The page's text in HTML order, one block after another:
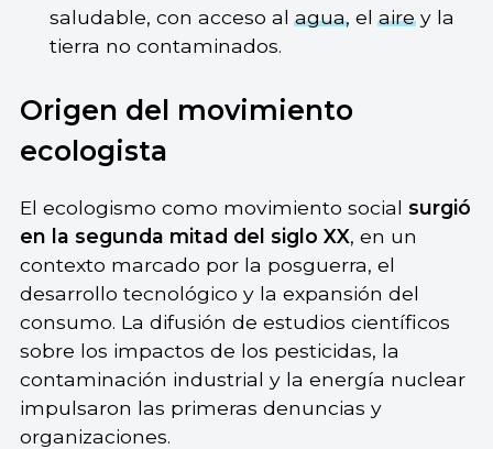
saludable, con acceso alagua, elairey la
tierra no contaminados.
Origen del movimiento
ecologista
El ecologismo como movimiento social surgió
en la segunda mitad del siglo XX, en un
contexto marcado por la posguerra, el
desarrollo tecnológico y la expansión del
consumo. La difusión de estudios científicos
sobre los impactos de los pesticidas, la
contaminación industrial y la energía nuclear
impulsaron las primeras denuncias y
organizaciones.